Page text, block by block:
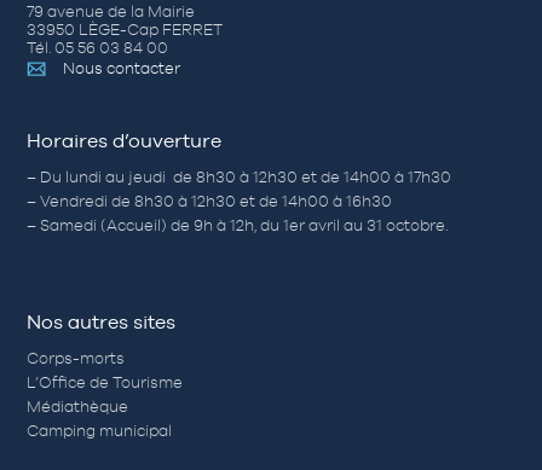
79 avenue de la Mairie
33950 LÈGE-Cap FERRET
Tél. 05 56 03 84 00
Nous contacter
Horaires d’ouverture
– Du lundi au jeudi de 8h30 à 12h30 et de 14h00 à 17h30
– Vendredi de 8h30 à 12h30 et de 14h00 à 16h30
– Samedi (Accueil) de 9h à 12h, du 1er avril au 31 octobre.
Nos autres sites
Corps-morts
L’Office de Tourisme
Médiathèque
Camping municipal